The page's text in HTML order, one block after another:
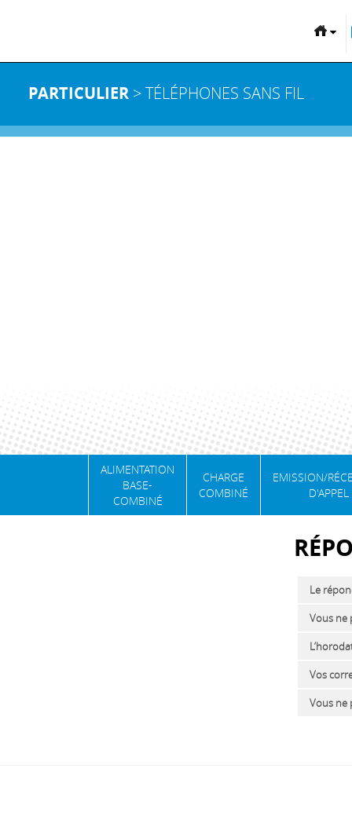
PARTICULIER > TÉLÉPHONES SANS FIL
ALIMENTATION
BASE-
COMBINÉ
CHARGE
COMBINÉ
EMISSION/
D'APPEL
Le
Vous ne
Vos
Vous ne